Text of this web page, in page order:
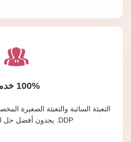
100% خدمة
DDP. يجدون أفضل حل لكل مخاوفهم.